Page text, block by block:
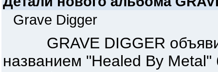
Grave Digger
GRAVE DIGGER
названием "Healed By